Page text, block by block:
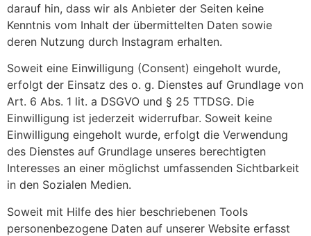
darauf hin, dass wir als Anbieter der Seiten keine
Kenntnis vom Inhalt der übermittelten Daten sowie
deren Nutzung durch Instagram erhalten.
Soweit eine Einwilligung (Consent) eingeholt wurde,
erfolgt der Einsatz des o. g. Dienstes auf Grundlage von
Art. 6 Abs. 1 lit. a DSGVO und § 25 TTDSG. Die
Einwilligung ist jederzeit widerrufbar. Soweit keine
Einwilligung eingeholt wurde, erfolgt die Verwendung
des Dienstes auf Grundlage unseres berechtigten
Interesses an einer möglichst umfassenden Sichtbarkeit
in den Sozialen Medien.
Soweit mit Hilfe des hier beschriebenen Tools
personenbezogene Daten auf unserer Website erfasst